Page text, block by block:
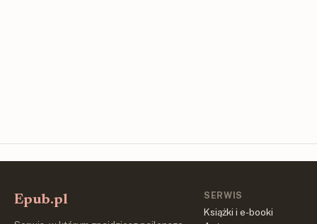
Epub.pl SERWIS
Książki i e-booki